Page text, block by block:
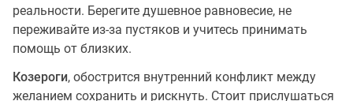
реальности. Берегите душевное равновесие, не
переживайте из-за пустяков и учитесь принимать
помощь от близких.
Козероги, обострится внутренний конфликт между
желанием сохранить и рискнуть. Стоит прислушаться